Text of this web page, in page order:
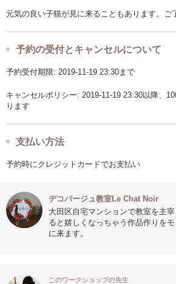
元気の良い子猫が見に来ることもあります。ご
予約の受付とキャンセルについて
予約受付期限: 2019-11-19 23:30まで
キャンセルポリシー: 2019-11-19 23:30以降、
ります
支払い方法
予約時にクレジットカードでお支払い
デコパージュ教室Le Chat Noir
大田区自宅マンションで教室を主
ると嬉しくなっちゃう作品作りを
に来ます。
このワークショップの先生